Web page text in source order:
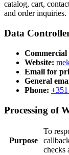
catalog, cart,
and order inquiries.
Data
Commercial
Website:
Email for
General
Phone:
Processing of
Purpose
To
checks